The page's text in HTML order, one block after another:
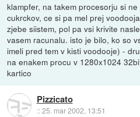
klampfer, na takem procesorju si
cukrckov, ce si pa mel prej
zjebe siistem, pol pa vsi krivite
vasem racunalu. isto je bilo, ko so
imeli pred tem v kisti voodooje) -
na enakem procu v 1280x1024
kartico
Pizzicato
::25. mar 2002, 13:51